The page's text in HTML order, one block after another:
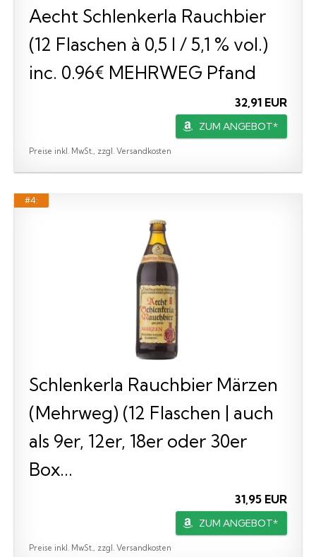
Aecht Schlenkerla Rauchbier
(12 Flaschen à 0,5 l / 5,1 % vol.)
inc. 0.96€ MEHRWEG Pfand
32,91 EUR
ZUM ANGEBOT*
Preise inkl. MwSt., zzgl. Versandkosten
#4:
Schlenkerla Rauchbier Märzen
(Mehrweg) (12 Flaschen | auch
als 9er, 12er, 18er oder 30er
Box...
31,95 EUR
ZUM ANGEBOT*
Preise inkl. MwSt., zzgl. Versandkosten